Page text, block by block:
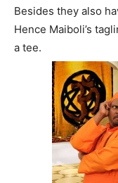
Besides they also
Hence Maiboli’s
a tee.